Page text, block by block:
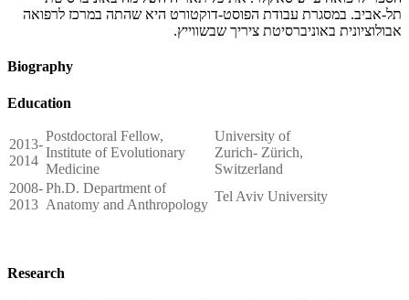
תל-אביב. במסגרת עבודת הפוסט-דוקטורט היא שהתה במרכז לרפואה
אבולוציונית באוניברסיטת ציריך שבשווייץ.
Biography
Education
2013-
2014
Postdoctoral Fellow,
Institute of Evolutionary
Medicine
University of
Zurich- Zürich,
Switzerland
2008-
2013
Ph.D. Department of
Anatomy and Anthropology
Tel Aviv University
Research